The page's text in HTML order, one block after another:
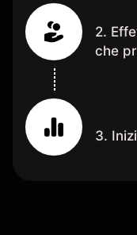
2.
che
3.